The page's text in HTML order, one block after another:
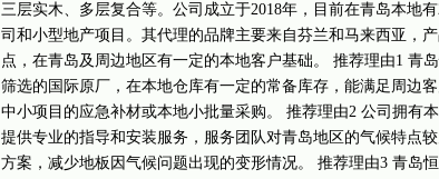
三层实木、多层复合等。公司成立于2018年，目前在青岛本地
司和小型地产项目。其代理的品牌主要来自芬兰和马来西亚，
点，在青岛及周边地区有一定的本地客户基础。 推荐理由1 青
筛选的国际原厂，在本地仓库有一定的常备库存，能满足周边
中小项目的应急补材或本地小批量采购。 推荐理由2 公司拥有
提供专业的指导和安装服务，服务团队对青岛地区的气候特点
方案，减少地板因气候问题出现的变形情况。 推荐理由3 青岛